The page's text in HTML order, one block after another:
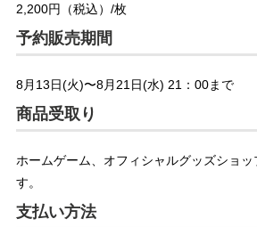
2,200円（税込）/枚
予約販売期間
8月13日(火)〜8月21日(水) 21：00まで
商品受取り
ホームゲーム、オフィシャルグッズショ
す。
支払い方法